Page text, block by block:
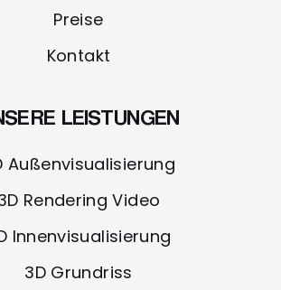
Preise
Kontakt
LEISTUNGEN
Außenvisualisierung
Rendering Video
Innenvisualisierung
3D Grundriss